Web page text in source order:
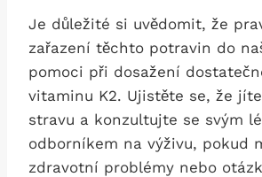
Je důležité si uvědomit, že
zařazení těchto potravin do
pomoci při dosažení
vitaminu K2. Ujistěte se, že
stravu a konzultujte se svým
odborníkem na výživu, pokud
zdravotní problémy nebo